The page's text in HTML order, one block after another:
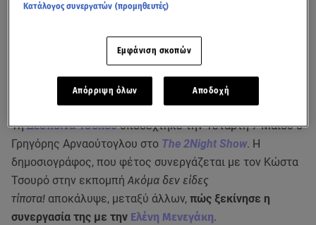
ΤηΔέσποινα Τσόκουυποδέχτηκε την Τετάρτη 7 Μαΐου o
Γρηγόρης Αρναούτογλου στο The 2Night Show. Η
δημοσιογράφος, που φέτος συνεργάζεται με τον Κώστα
Τσουρό στην εκπομπήΑκόμα δεν είδες
τίποτα! αποκάλυψε, μεταξύ άλλων, πώς ξεκίνησε η
συνεργασία της με την Ελένη Μενεγάκη.
Κατάλογος συνεργατών (προμηθευτές)
Εμφάνιση σκοπών
Απόρριψη όλων Αποδοχή